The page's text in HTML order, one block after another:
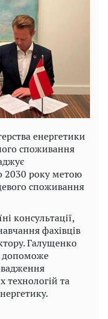
енергетики
споживання
2030 року метою
споживання
консультації,
фахівців
Галущенко
допоможе
технологій та